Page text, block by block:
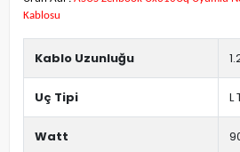
Kablosu
Kablo Uzunluğu
Uç Tipi L
Watt